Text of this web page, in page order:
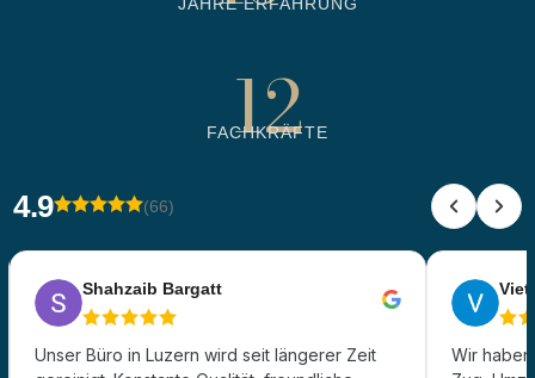
12
FACHKRÄFTE
4.9 (66)
Shahzaib Bargatt
Unser Büro in Luzern wird seit längerer Zeit
Viet
Wir